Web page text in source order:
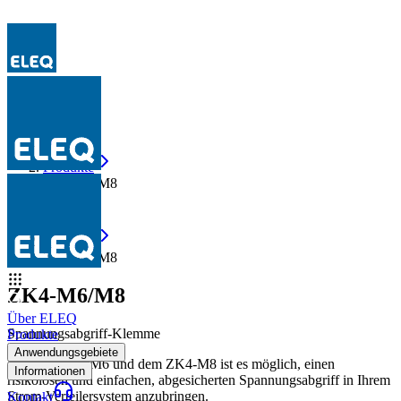
Über ELEQ
Produkte
Anwendungsgebiete
Informationen
Kontakt
Produkte
ZK4-M6/M8
Produkte
ZK4-M6/M8
ZK4-M6/M8
Spannungsabgriff-Klemme
Mit dem ZK4-M6 und dem ZK4-M8 ist es möglich, einen
risikolosen und einfachen, abgesicherten Spannungsabgriff in Ihrem
Strom-Verteilersystem anzubringen.